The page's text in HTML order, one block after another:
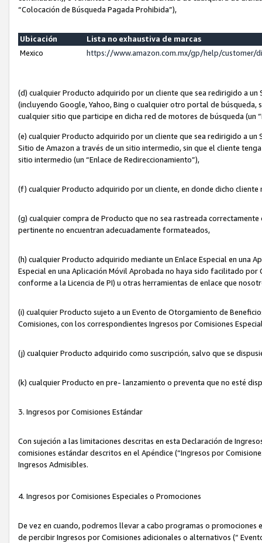
“Colocación de Búsqueda Pagada Prohibida”),
Ubicación
Lista no exhaustiva de marcas
Mexico
https://www.amazon.com.mx/gp/help/customer/
(d) cualquier Producto adquirido por un cliente que sea redirigido a
(incluyendo Google, Yahoo, Bing o cualquier otro portal de
cualquier sitio que participe en dicha red de motores de búsqueda (un
(e) cualquier Producto adquirido por un cliente que sea redirigido a un
Sitio de Amazon a través de un sitio intermedio, sin que el cliente
sitio intermedio (un “Enlace de Redireccionamiento”),
(f) cualquier Producto adquirido por un cliente, en donde dicho
(g) cualquier compra de Producto que no sea rastreada
pertinente no encuentran adecuadamente formateados,
(h) cualquier Producto adquirido mediante un Enlace Especial en una
Especial en una Aplicación Móvil Aprobada no haya sido facilitado
conforme a la Licencia de PI) u otras herramientas de enlace que
(i) cualquier Producto sujeto a un Evento de Otorgamiento de
Comisiones, con los correspondientes Ingresos por Comisiones
(j) cualquier Producto adquirido como suscripción, salvo que se
(k) cualquier Producto en pre- lanzamiento o preventa que no esté
3. Ingresos por Comisiones Estándar
Con sujeción a las limitaciones descritas en esta Declaración de
comisiones estándar descritos en el Apéndice (“Ingresos por
Ingresos Admisibles.
4. Ingresos por Comisiones Especiales o Promociones
De vez en cuando, podremos llevar a cabo programas o
de percibir Ingresos por Comisiones adicionales o alternativos (“